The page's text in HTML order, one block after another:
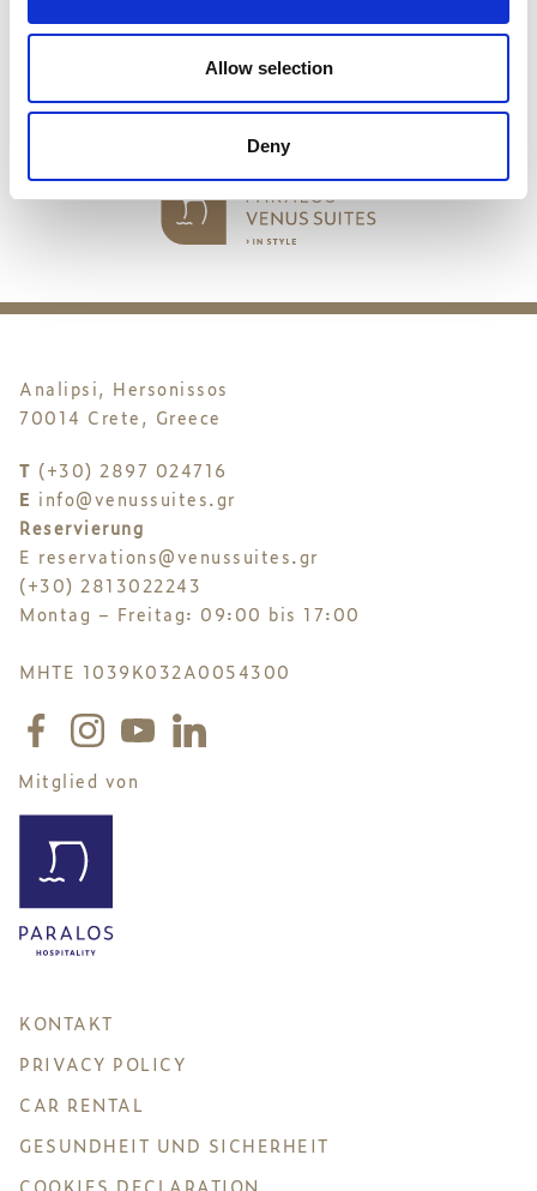
Allow selection
Deny
Analipsi, Hersonissos
70014 Crete, Greece
T (+30) 2897 024716
E info@venussuites.gr
Reservierung
E reservations@venussuites.gr
(+30) 2813022243
Montag – Freitag: 09:00 bis 17:00
MHTE 1039K032A0054300
Mitglied von
KONTAKT
PRIVACY POLICY
CAR RENTAL
GESUNDHEIT UND SICHERHEIT
COOKIES DECLARATION